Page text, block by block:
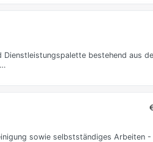
bestehend aus
sowie selbstständiges Arbeiten